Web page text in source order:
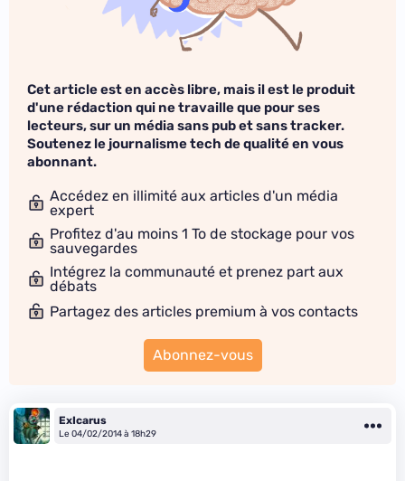
Cet article est en accès libre, mais il est le produit
d'une rédaction qui ne travaille que pour ses
lecteurs, sur un média sans pub et sans tracker.
Soutenez le journalisme tech de qualité en vous
abonnant.
Accédez en illimité aux articles d'un média
expert
Profitez d'au moins 1 To de stockage pour vos
sauvegardes
Intégrez la communauté et prenez part aux
débats
Partagez des articles premium à vos contacts
Abonnez-vous
ExIcarus
Le 04/02/2014 à 18h29